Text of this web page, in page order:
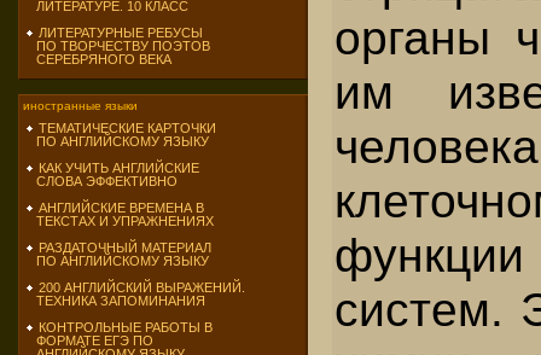
ЛИТЕРАТУРЕ. 10 КЛАСС
ЛИТЕРАТУРНЫЕ РЕБУСЫ
ПО ТВОРЧЕСТВУ ПОЭТОВ
СЕРЕБРЯНОГО ВЕКА
иностранные языки
ТЕМАТИЧЕСКИЕ КАРТОЧКИ
ПО АНГЛИЙСКОМУ ЯЗЫКУ
КАК УЧИТЬ АНГЛИЙСКИЕ
СЛОВА ЭФФЕКТИВНО
АНГЛИЙСКИЕ ВРЕМЕНА В
ТЕКСТАХ И УПРАЖНЕНИЯХ
РАЗДАТОЧНЫЙ МАТЕРИАЛ
ПО АНГЛИЙСКОМУ ЯЗЫКУ
200 АНГЛИЙСКИЙ ВЫРАЖЕНИЙ.
ТЕХНИКА ЗАПОМИНАНИЯ
КОНТРОЛЬНЫЕ РАБОТЫ В
ФОРМАТЕ ЕГЭ ПО
органы
им
систем.